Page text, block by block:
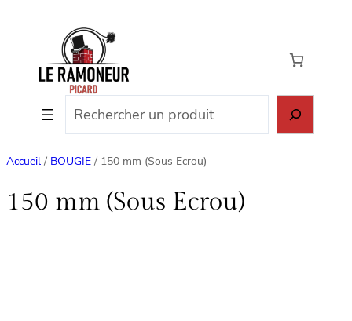
contenu
Accueil / BOUGIE / 150 mm (Sous Ecrou)
150 mm (Sous Ecrou)